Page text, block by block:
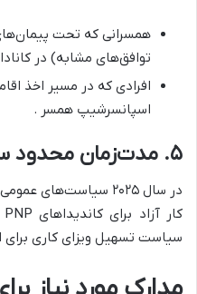
توافق‌های مشابه) در
اسپانسرشیپ همسر .
۵. مدت‌زمان محدود سیاست‌های موقت
در سال ۲۰۲۵
سیاست تسهیل ویزای کاری برای